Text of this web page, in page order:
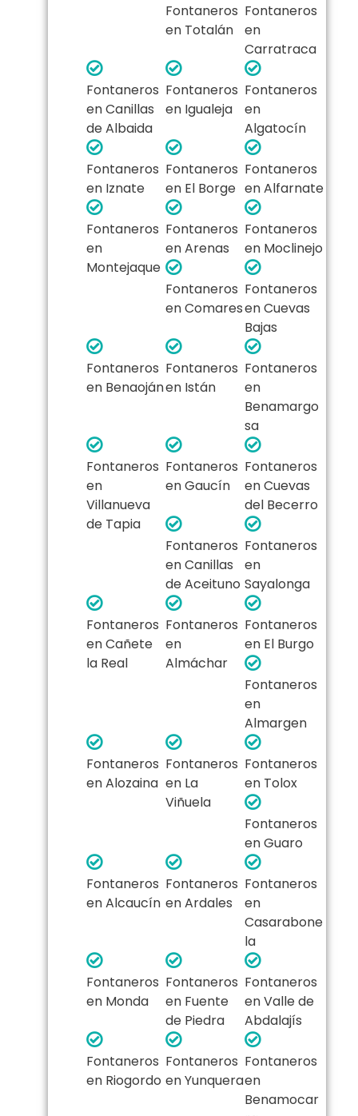
Fontaneros
en Totalán
Fontaneros
en
Carratraca
Fontaneros
en Canillas
de Albaida
Fontaneros
en Igualeja
Fontaneros
en
Algatocín
Fontaneros
en Iznate
Fontaneros
en El Borge
Fontaneros
en Alfarnate
Fontaneros
en
Montejaque
Fontaneros
en Arenas
Fontaneros
en Moclinejo
Fontaneros
en Comares
Fontaneros
en Cuevas
Bajas
Fontaneros
en Benaoján
Fontaneros
en Istán
Fontaneros
en
Benamargo
sa
Fontaneros
en
Villanueva
de Tapia
Fontaneros
en Gaucín
Fontaneros
en Cuevas
del Becerro
Fontaneros
en Canillas
de Aceituno
Fontaneros
en
Sayalonga
Fontaneros
en Cañete
la Real
Fontaneros
en
Almáchar
Fontaneros
en El Burgo
Fontaneros
en
Almargen
Fontaneros
en Alozaina
Fontaneros
en La
Viñuela
Fontaneros
en Tolox
Fontaneros
en Guaro
Fontaneros
en Alcaucín
Fontaneros
en Ardales
Fontaneros
en
Casarabone
la
Fontaneros
en Monda
Fontaneros
en Fuente
de Piedra
Fontaneros
en Valle de
Abdalajís
Fontaneros
en Riogordo
Fontaneros
en Yunquera
Fontaneros
en
Benamocar